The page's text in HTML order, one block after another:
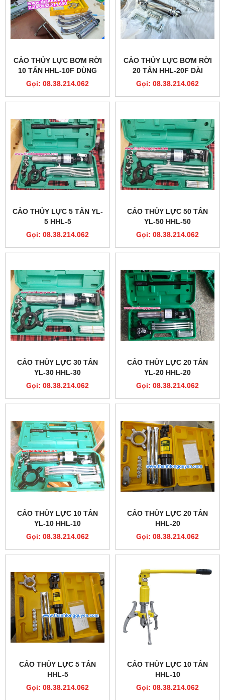
CẢO THỦY LỰC BƠM RỜI
10 TẤN HHL-10F DÙNG
BƠM HHB-700 DÀI 250MM
Gọi: 08.38.214.062
CẢO THỦY LỰC BƠM RỜI
20 TẤN HHL-20F DÀI
350MM
Gọi: 08.38.214.062
CẢO THỦY LỰC 5 TẤN YL-
5 HHL-5
Gọi: 08.38.214.062
CẢO THỦY LỰC 50 TẤN
YL-50 HHL-50
Gọi: 08.38.214.062
CẢO THỦY LỰC 30 TẤN
YL-30 HHL-30
Gọi: 08.38.214.062
CẢO THỦY LỰC 20 TẤN
YL-20 HHL-20
Gọi: 08.38.214.062
CẢO THỦY LỰC 10 TẤN
YL-10 HHL-10
Gọi: 08.38.214.062
CẢO THỦY LỰC 20 TẤN
HHL-20
Gọi: 08.38.214.062
CẢO THỦY LỰC 5 TẤN
HHL-5
Gọi: 08.38.214.062
CẢO THỦY LỰC 10 TẤN
HHL-10
Gọi: 08.38.214.062